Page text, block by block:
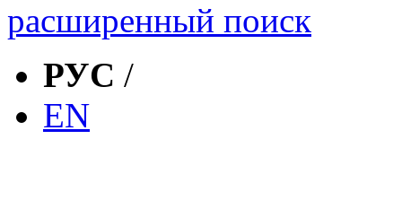
расширенный поиск
РУС /
EN